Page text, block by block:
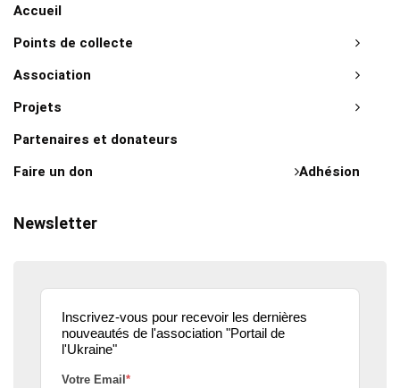
Accueil
Points de collecte
Association
Projets
Partenaires et donateurs
Adhésion
Faire un don
Newsletter
Inscrivez-vous pour recevoir les dernières
nouveautés de l'association "Portail de
l'Ukraine"
Votre Email *